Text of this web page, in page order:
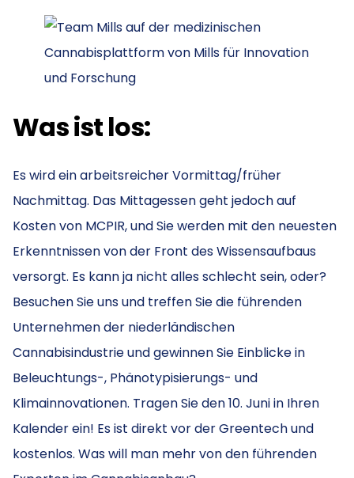
Was ist los:
Es wird ein arbeitsreicher Vormittag/früher
Nachmittag. Das Mittagessen geht jedoch auf
Kosten von MCPIR, und Sie werden mit den neuesten
Erkenntnissen von der Front des Wissensaufbaus
versorgt. Es kann ja nicht alles schlecht sein, oder?
Besuchen Sie uns und treffen Sie die führenden
Unternehmen der niederländischen
Cannabisindustrie und gewinnen Sie Einblicke in
Beleuchtungs-, Phänotypisierungs- und
Klimainnovationen. Tragen Sie den 10. Juni in Ihren
Kalender ein! Es ist direkt vor der Greentech und
kostenlos. Was will man mehr von den führenden